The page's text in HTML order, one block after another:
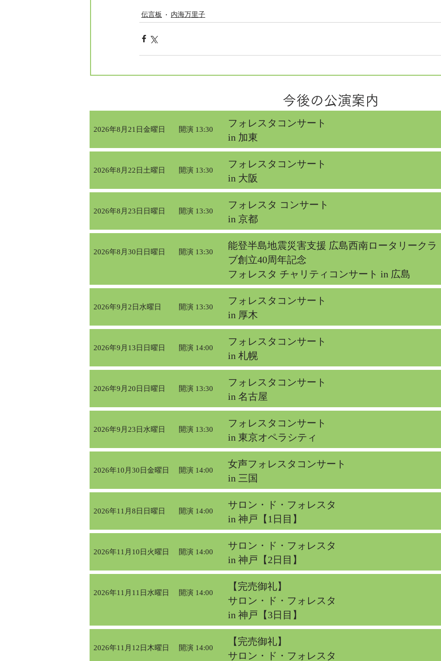
伝言板 内海万里子
今後の公演案内
2026年8月21日金曜日 開演 13:30
フォレスタコンサート
in 加東
2026年8月22日土曜日 開演 13:30
フォレスタコンサート
in 大阪
2026年8月23日日曜日 開演 13:30
フォレスタ コンサート
in 京都
2026年8月30日日曜日 開演 13:30
能登半島地震災害支援 広島西南ロータリークラ
ブ創立40周年記念
フォレスタ チャリティコンサート in 広島
2026年9月2日水曜日 開演 13:30
フォレスタコンサート
in 厚木
2026年9月13日日曜日 開演 14:00
フォレスタコンサート
in 札幌
2026年9月20日日曜日 開演 13:30
フォレスタコンサート
in 名古屋
2026年9月23日水曜日 開演 13:30
フォレスタコンサート
in 東京オペラシティ
2026年10月30日金曜日 開演 14:00
女声フォレスタコンサート
in 三国
2026年11月8日日曜日 開演 14:00
サロン・ド・フォレスタ
in 神戸【1日目】
2026年11月10日火曜日 開演 14:00
サロン・ド・フォレスタ
in 神戸【2日目】
2026年11月11日水曜日 開演 14:00
【完売御礼】
サロン・ド・フォレスタ
in 神戸【3日目】
2026年11月12日木曜日 開演 14:00
【完売御礼】
サロン・ド・フォレスタ